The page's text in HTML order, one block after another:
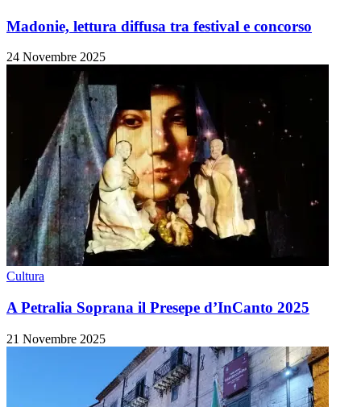
Madonie, lettura diffusa tra festival e concorso
24 Novembre 2025
Cultura
A Petralia Soprana il Presepe d’InCanto 2025
21 Novembre 2025